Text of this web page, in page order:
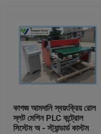
কাগজ আমদানি স্বয়ংক্রিয় রোল
স্লট মেশিন PLC কন্ট্রোল
সিস্টেম অ - স্ট্যান্ডার্ড কাস্টম